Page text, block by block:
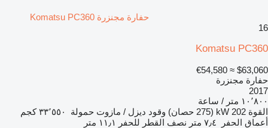
حفارة مجنزرة Komatsu PC360
16
Komatsu PC360
$63,060
≈ €54,580
حفارة مجنزرة
2017
١٠٬٨٠٠ متر / ساعة
القوة 202 kW (275 حصان) وقود ديزل / مازوت حمولة
٣٣٬٥٥٠ كجم
أعماق الحفر
٧٫٤ متر نصف القطر للحفر
١١٫١ متر